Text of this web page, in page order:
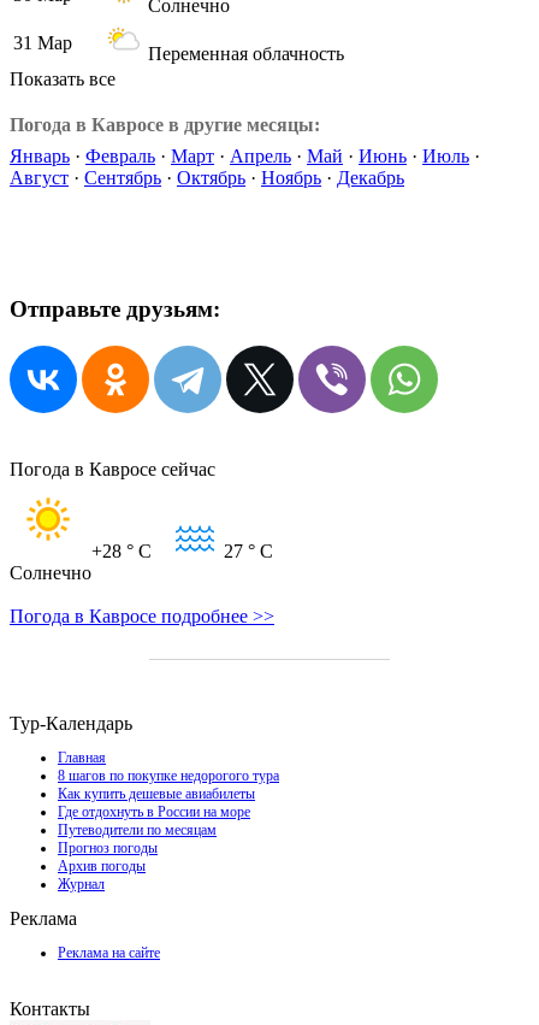
Солнечно
31 Мар
Переменная облачность
Показать все
Погода в Кавросе в другие месяцы:
Январь · Февраль · Март · Апрель · Май · Июнь · Июль ·
Август · Сентябрь · Октябрь · Ноябрь · Декабрь
Отправьте друзьям:
Погода в Кавросе сейчас
+28 ° C 27 ° C
Солнечно
Погода в Кавросе подробнее >>
Тур-Календарь
Главная
8 шагов по покупке недорогого тура
Как купить дешевые авиабилеты
Где отдохнуть в России на море
Путеводители по месяцам
Прогноз погоды
Архив погоды
Журнал
Реклама
Реклама на сайте
Контакты